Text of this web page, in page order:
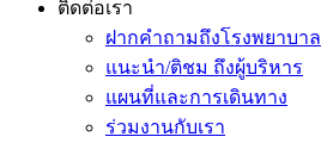
ติดต่อเรา
ฝากคำถามถึงโรงพยาบาล
แนะนำ/ติชม ถึงผู้บริหาร
แผนที่และการเดินทาง
ร่วมงานกับเรา